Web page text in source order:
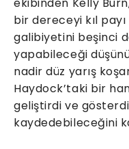
ekibinden Kelly
bir dereceyi kıl
galibiyetini beşinci
yapabileceği
nadir düz yarış
Haydock’taki bir
geliştirdi ve
kaydedebileceğini